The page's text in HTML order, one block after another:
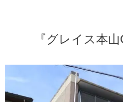
『グレイス本